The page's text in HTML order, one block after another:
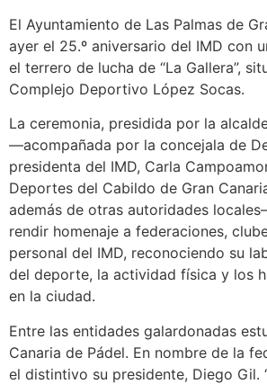
El Ayuntamiento de Las Palmas de
ayer el 25.º aniversario del IMD con
el terrero de lucha de “La Gallera”,
Complejo Deportivo López Socas.
La ceremonia, presidida por la
—acompañada por la concejala de
presidenta del IMD, Carla
Deportes del Cabildo de Gran
además de otras autoridades
rendir homenaje a federaciones,
personal del IMD, reconociendo su
del deporte, la actividad física y los
en la ciudad.
Entre las entidades galardonadas
Canaria de Pádel. En nombre de la
el distintivo su presidente, Diego Gil.